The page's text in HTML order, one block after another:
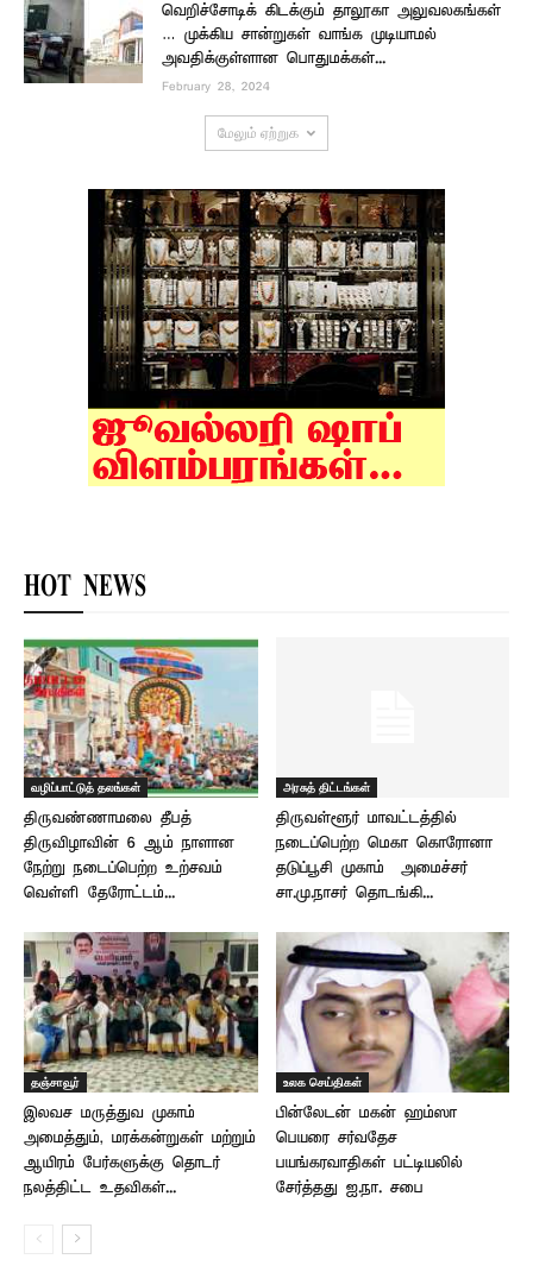
வெறிச்சோடிக் கிடக்கும் தாலூகா அலுவலகங்கள்
… முக்கிய சான்றுகள் வாங்க முடியாமல்
அவதிக்குள்ளான பொதுமக்கள்...
February 28, 2024
மேலும் ஏற்றுக
HOT NEWS
வழிப்பாட்டுத் தலங்கள்
திருவண்ணாமலை தீபத்
திருவிழாவின் 6 ஆம் நாளான
நேற்று நடைப்பெற்ற உற்சவம்
வெள்ளி தேரோட்டம்...
அரசுத் திட்டங்கள்
திருவள்ளூர் மாவட்டத்தில்
நடைப்பெற்ற மெகா கொரோனா
தடுப்பூசி முகாம் – அமைச்சர்
சா.மு.நாசர் தொடங்கி...
தஞ்சாவூர்
இலவச மருத்துவ முகாம்
அமைத்தும், மரக்கன்றுகள் மற்றும்
ஆயிரம் பேர்களுக்கு தொடர்
நலத்திட்ட உதவிகள்...
உலக செய்திகள்
பின்லேடன் மகன் ஹம்ஸா
பெயரை சர்வதேச
பயங்கரவாதிகள் பட்டியலில்
சேர்த்தது ஐ.நா. சபை